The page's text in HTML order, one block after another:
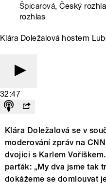
Špicarová, Český
rozhlas
Klára Doležalová hostem
32:47
Klára Doležalová se v
moderování zpráv na
dvojici s Karlem
parťák: „My dva jsme tak
dokážeme se domlouvat